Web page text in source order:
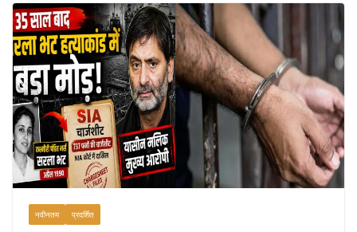
b
o
o
k
नवीनतम प्रदर्शित